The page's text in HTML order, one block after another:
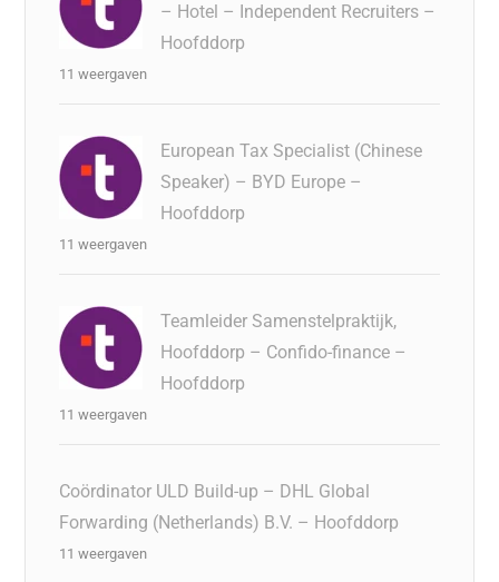
– Hotel – Independent Recruiters –
Hoofddorp
11 weergaven
European Tax Specialist (Chinese
Speaker) – BYD Europe –
Hoofddorp
11 weergaven
Teamleider Samenstelpraktijk,
Hoofddorp – Confido-finance –
Hoofddorp
11 weergaven
Coördinator ULD Build-up – DHL Global
Forwarding (Netherlands) B.V. – Hoofddorp
11 weergaven